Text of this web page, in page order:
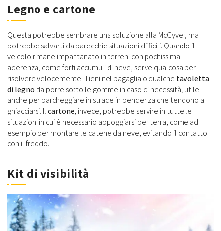
Legno e cartone
Questa potrebbe sembrare una soluzione alla McGyver, ma
potrebbe salvarti da parecchie situazioni difficili. Quando il
veicolo rimane impantanato in terreni con pochissima
aderenza, come forti accumuli di neve, serve qualcosa per
risolvere velocemente. Tieni nel bagagliaio qualche tavoletta
di legno da porre sotto le gomme in caso di necessità, utile
anche per parcheggiare in strade in pendenza che tendono a
ghiacciarsi. Ilcartone, invece, potrebbe servire in tutte le
situazioni in cui è necessario appoggiarsi per terra, come ad
esempio per montare le catene da neve, evitando il contatto
con il freddo.
Kit di visibilità